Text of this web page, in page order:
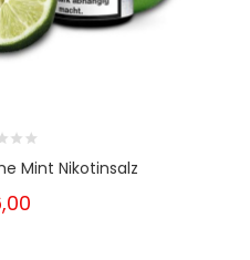
Mint Nikotinsalz